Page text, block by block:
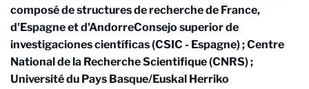
composé de structures de recherche de France,
d'Espagne et d'AndorreConsejo superior de
investigaciones científicas (CSIC - Espagne) ; Centre
National de la Recherche Scientifique (CNRS) ;
Université du Pays Basque/Euskal Herriko